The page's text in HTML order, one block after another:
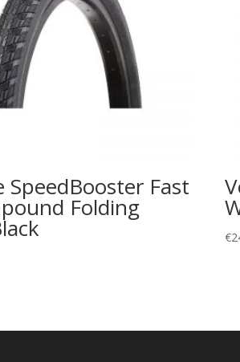
SpeedBooster Fast
Folding
€